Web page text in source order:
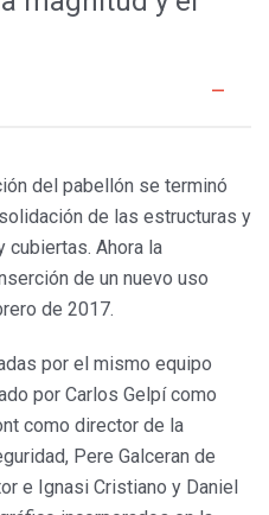
del pabellón se terminó
de las estructuras y
cubiertas. Ahora la
de un nuevo uso
de 2017.
por el mismo equipo
por Carlos Gelpí como
como director de la
Pere Galceran de
e Ignasi Cristiano y Daniel